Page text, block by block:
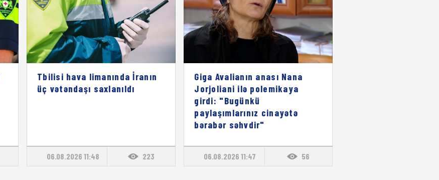
Tbilisi hava limanında İranın
üç vətəndaşı saxlanıldı
06.08.2026 11:48 223
Giga Avalianın anası Nana
Jorjoliani ilə polemikaya
girdi: "Bugünkü
paylaşımlarınız cinayətə
bərabər səhvdir"
06.08.2026 11:47 56